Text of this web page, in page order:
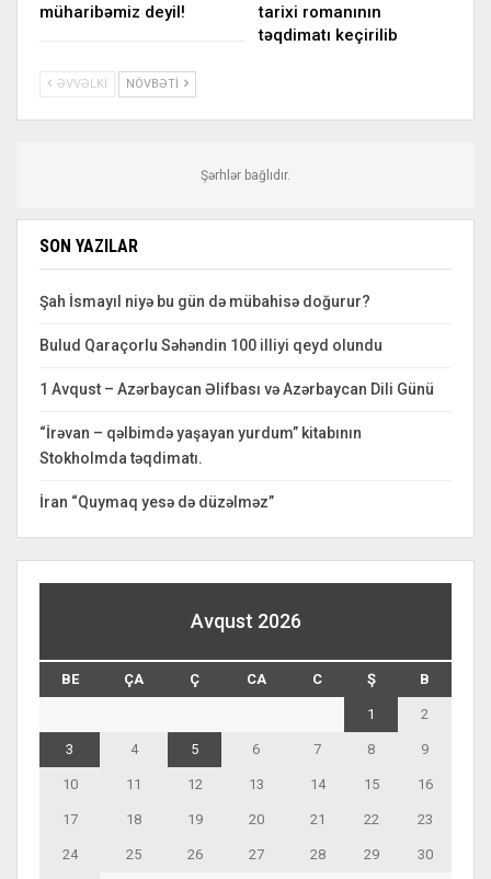
müharibəmiz deyil!
tarixi romanının
təqdimatı keçirilib
ƏVVƏLKI NÖVBƏTI
Şərhlər bağlıdır.
SON YAZILAR
Şah İsmayıl niyə bu gün də mübahisə doğurur?
Bulud Qaraçorlu Səhəndin 100 illiyi qeyd olundu
1 Avqust – Azərbaycan Əlifbası və Azərbaycan Dili Günü
“İrəvan – qəlbimdə yaşayan yurdum” kitabının
Stokholmda təqdimatı.
İran “Quymaq yesə də düzəlməz”
Avqust 2026
BE ÇA Ç CA C Ş B
1 2
3 4 5 6 7 8 9
10 11 12 13 14 15 16
17 18 19 20 21 22 23
24 25 26 27 28 29 30